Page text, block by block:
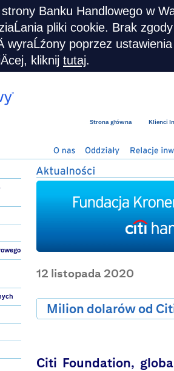
Banku Handlowego w
pliki cookie. Brak zgody
wyraĹźony poprzez ustawienia
kliknij tutaj.
Strona główna Klienci
12 listopada 2020
Milion dolarów od
Citi Foundation,